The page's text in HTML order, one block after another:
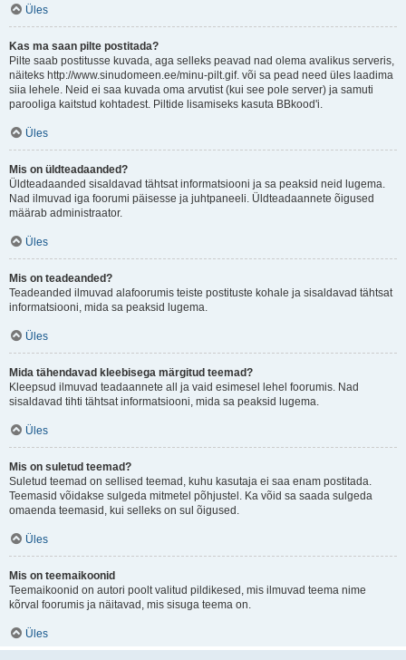
Üles
Kas ma saan pilte postitada?
Pilte saab postitusse kuvada, aga selleks peavad nad olema avalikus serveris,
näiteks http://www.sinudomeen.ee/minu-pilt.gif. või sa pead need üles laadima
siia lehele. Neid ei saa kuvada oma arvutist (kui see pole server) ja samuti
parooliga kaitstud kohtadest. Piltide lisamiseks kasuta BBkood'i.
Üles
Mis on üldteadaanded?
Üldteadaanded sisaldavad tähtsat informatsiooni ja sa peaksid neid lugema.
Nad ilmuvad iga foorumi päisesse ja juhtpaneeli. Üldteadaannete õigused
määrab administraator.
Üles
Mis on teadeanded?
Teadeanded ilmuvad alafoorumis teiste postituste kohale ja sisaldavad tähtsat
informatsiooni, mida sa peaksid lugema.
Üles
Mida tähendavad kleebisega märgitud teemad?
Kleepsud ilmuvad teadaannete all ja vaid esimesel lehel foorumis. Nad
sisaldavad tihti tähtsat informatsiooni, mida sa peaksid lugema.
Üles
Mis on suletud teemad?
Suletud teemad on sellised teemad, kuhu kasutaja ei saa enam postitada.
Teemasid võidakse sulgeda mitmetel põhjustel. Ka võid sa saada sulgeda
omaenda teemasid, kui selleks on sul õigused.
Üles
Mis on teemaikoonid
Teemaikoonid on autori poolt valitud pildikesed, mis ilmuvad teema nime
kõrval foorumis ja näitavad, mis sisuga teema on.
Üles